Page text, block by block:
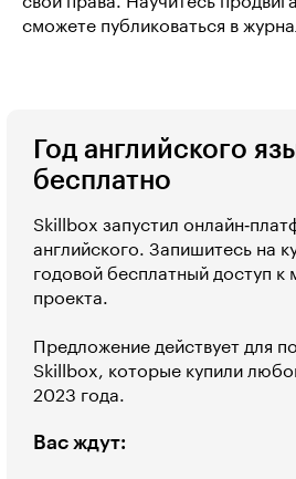
сможете публиковаться в
Год английского
бесплатно
Skillbox запустил
английского. Запишитесь на
годовой бесплатный доступ к
проекта.
Предложение действует для
Skillbox, которые купили
2023 года.
Вас ждут: